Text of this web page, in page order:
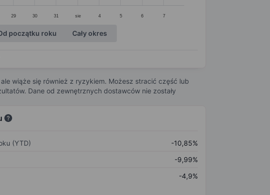
29 30 31 sie 4 5 6 7
początku roku Cały okres
wiąże się również z ryzykiem. Możesz stracić część lub
Dane od zewnętrznych dostawców nie zostały
(YTD)
-10,85%
-9,99%
-4,9%